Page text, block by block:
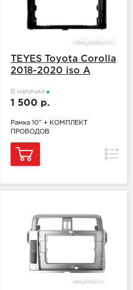
TEYES Toyota Corolla
2018-2020 iso А
В наличии
1 500 р.
Рамка 10" + КОМПЛЕКТ
ПРОВОДОВ